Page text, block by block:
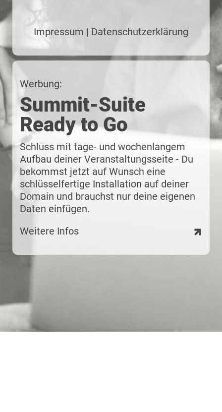
Impressum | Datenschutzerklärung
Werbung:
Summit-Suite
Ready to Go
Schluss mit tage- und wochenlangem
Aufbau deiner Veranstaltungs­seite - Du
bekommst jetzt auf Wunsch eine
schlüssel­fertige Installation auf deiner
Domain und brauchst nur deine eigenen
Daten einfügen.
Weitere Infos